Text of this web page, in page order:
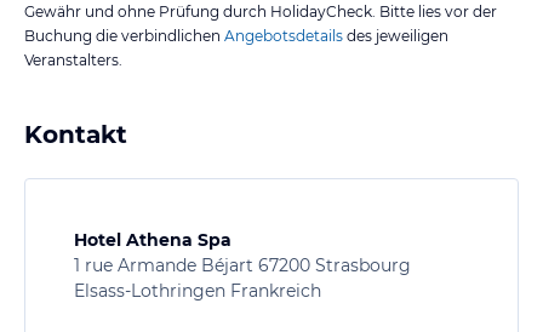
Gewähr und ohne Prüfung durch HolidayCheck. Bitte lies vor der
Buchung die verbindlichen Angebotsdetails des jeweiligen
Veranstalters.
Kontakt
Hotel Athena Spa
1 rue Armande Béjart 67200 Strasbourg
Elsass-Lothringen Frankreich